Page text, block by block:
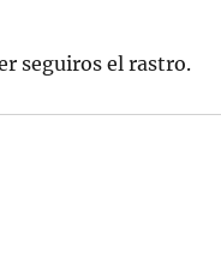
seguiros el rastro.